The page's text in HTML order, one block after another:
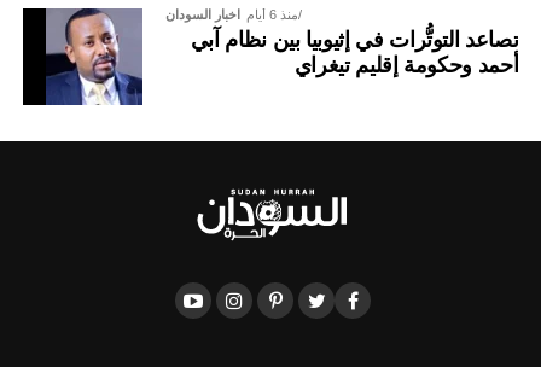
اخبار السودان منذ 6 أيام
تصاعد التوتُّرات في إثيوبيا بين نظام آبي
أحمد وحكومة إقليم تيغراي